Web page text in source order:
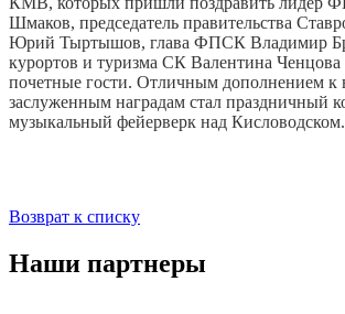
Шмаков, председатель правительства
Юрий Тыртышов, глава ФПСК Владимир
курортов и туризма СК Валентина Ченцова
почетные гости. Отличным дополнением
заслуженным наградам стал праздничный
музыкальный фейерверк над Кисловодском.
Возврат к списку
Наши партнеры